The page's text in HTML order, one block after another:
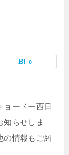
0
ョードー西日
知らせしま
の情報もご紹